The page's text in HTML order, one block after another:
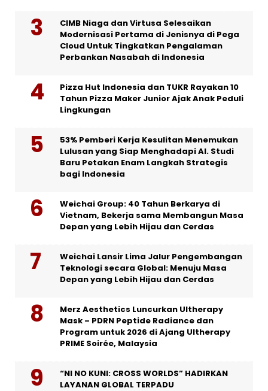
CIMB Niaga dan Virtusa Selesaikan
Modernisasi Pertama di Jenisnya di Pega
Cloud Untuk Tingkatkan Pengalaman
Perbankan Nasabah di Indonesia
Pizza Hut Indonesia dan TUKR Rayakan 10
Tahun Pizza Maker Junior Ajak Anak Peduli
Lingkungan
53% Pemberi Kerja Kesulitan Menemukan
Lulusan yang Siap Menghadapi AI. Studi
Baru Petakan Enam Langkah Strategis
bagi Indonesia
Weichai Group: 40 Tahun Berkarya di
Vietnam, Bekerja sama Membangun Masa
Depan yang Lebih Hijau dan Cerdas
Weichai Lansir Lima Jalur Pengembangan
Teknologi secara Global: Menuju Masa
Depan yang Lebih Hijau dan Cerdas
Merz Aesthetics Luncurkan Ultherapy
Mask – PDRN Peptide Radiance dan
Program untuk 2026 di Ajang Ultherapy
PRIME Soirée, Malaysia
“NI NO KUNI: CROSS WORLDS” HADIRKAN
LAYANAN GLOBAL TERPADU